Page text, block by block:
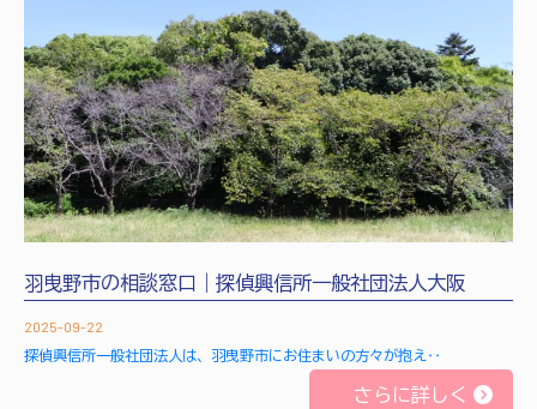
羽曳野市の相談窓口｜探偵興信所一般社団法人大阪
2025-09-22
探偵興信所一般社団法人は、羽曳野市にお住まいの方々が抱え‥
さらに詳しく